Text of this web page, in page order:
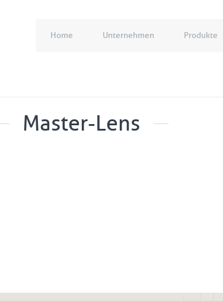
Home Unternehmen Produkte
Master-Lens